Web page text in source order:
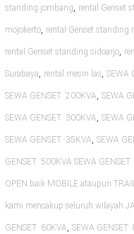
standing jombang, rental Genset
mojokerto, rental Genset standing
rental Genset standing sidoarjo,
Surabaya, rental mesin las, SEWA
SEWA GENSET 200KVA, SEWA
SEWA GENSET 300KVA, SEWA
SEWA GENSET 35KVA, SEWA
GENSET 500KVA SEWA
OPEN baik MOBILE ataupun
kami mencakup seluruh wilayah
GENSET 60KVA, SEWA GENSET